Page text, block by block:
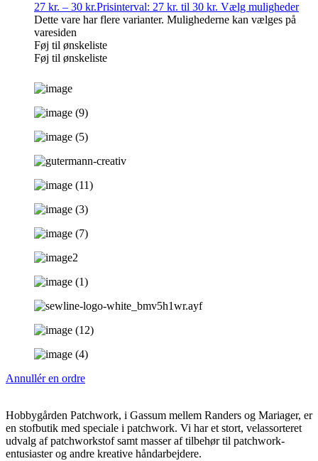
27 kr. – 30 kr.Prisinterval: 27 kr. til 30 kr. Vælg muligheder
Dette vare har flere varianter. Mulighederne kan vælges på
varesiden
Føj til ønskeliste
Føj til ønskeliste
Annullér en ordre
Hobbygården Patchwork, i Gassum mellem Randers og Mariager, er
en stofbutik med speciale i patchwork. Vi har et stort, velassorteret
udvalg af patchworkstof samt masser af tilbehør til patchwork-
entusiaster og andre kreative håndarbejdere.